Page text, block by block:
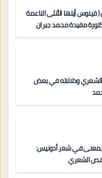
أيتها الأنثى الناعمة
مفيدة محمد جبران
الشعري ودلالاته في بعض
المعنى في شعر أدونيس:
الشعري